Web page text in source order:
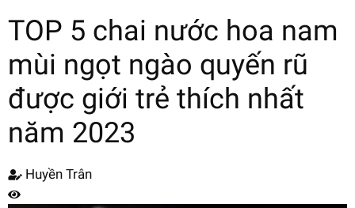
TOP 5 chai nước hoa nam
mùi ngọt ngào quyến rũ
được giới trẻ thích nhất
năm 2023
Huyền Trân